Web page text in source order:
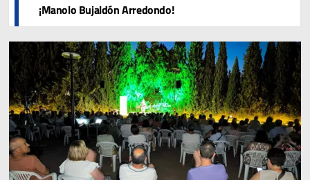
¡Manolo Bujaldón Arredondo!